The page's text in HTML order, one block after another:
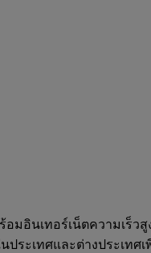
มอินเทอร์เน็ตความเร็
ระเทศและต่างประเทศเ